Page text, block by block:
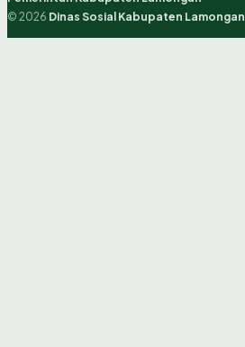
© 2026 Dinas Sosial Kabupaten Lamongan